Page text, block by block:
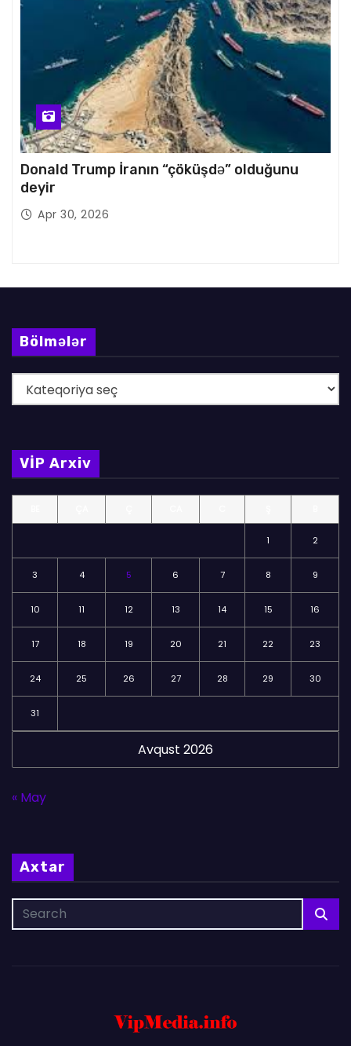
Donald Trump İranın “çöküşdə” olduğunu
deyir
Apr 30, 2026
Bölmələr
ö
m
l
VİP Arxiv
Avqust 2026
1 2
3 4 5 6 7 8 9
10 11 12 13 14 15 16
17 18 19 20 21 22 23
24 25 26 27 28 29 30
31
« May
Axtar